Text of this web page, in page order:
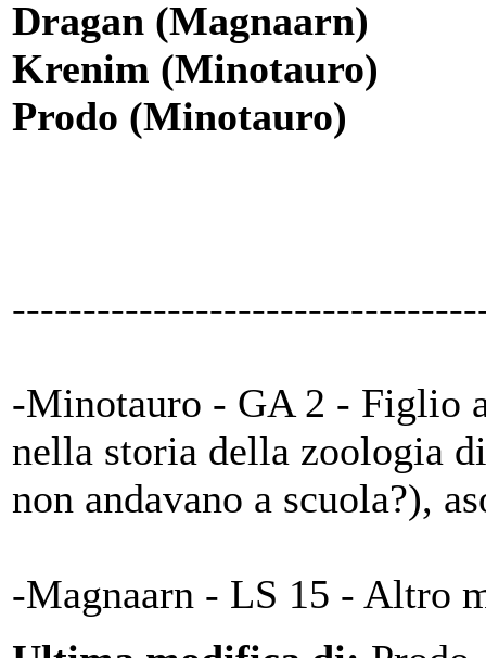
Dragan (Magnaarn)
Krenim (Minotauro)
Prodo (Minotauro)
-Minotauro - GA 2 - Figlio
nella storia della zoologia
non andavano a scuola?),
-Magnaarn - LS 15 - Altro